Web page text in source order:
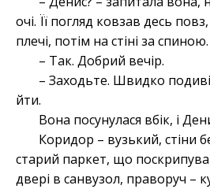
очі. Її погляд ковзав десь
плечі, потім на стіні за спиною.
– Так. Добрий вечір.
– Заходьте. Швидко
йти.
Вона посунулася вбік, і
Коридор – вузький, стіни
старий паркет, що
двері в санвузол, праворуч –